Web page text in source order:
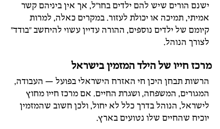
ישנם הורים שיש להם ילדים בחו"ל, אך אין ביניהם קשר
אמיתי, תמיכה או יכולת לעזור. במקרים כאלה, למרות
קיומם של ילדים נוספים, ההורה עדיין עשוי להיחשב "בודד"
לצורך הנוהל.
מרכז חייו של הילד המזמין בישראל
הרשות תבחן היכן חי האזרח הישראלי בפועל — העבודה,
המגורים, המשפחה, ושגרת החיים. אם מרכז חייו מחוץ
לישראל, הנוהל בדרך כלל לא יחול, ולכן חשוב שהמזמין
יוכיח שהחיים שלו נטועים בארץ.